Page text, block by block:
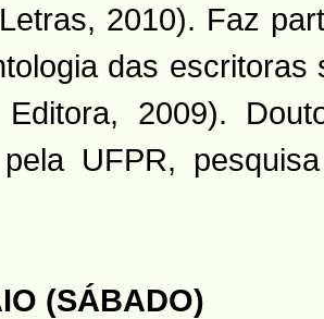
2010). Faz
das escritoras
Editora, 2009).
pela UFPR,
(SÁBADO)